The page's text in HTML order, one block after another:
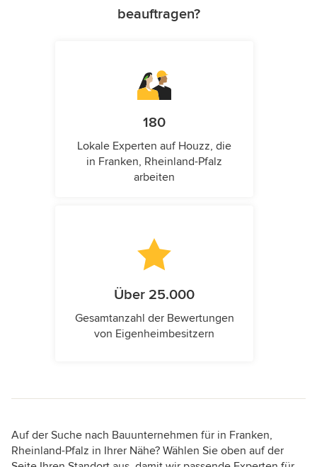
beauftragen?
180
Lokale Experten auf Houzz, die
in Franken, Rheinland-Pfalz
arbeiten
Über 25.000
Gesamtanzahl der Bewertungen
von Eigenheimbesitzern
Auf der Suche nach Bauunternehmen für in Franken,
Rheinland-Pfalz in Ihrer Nähe? Wählen Sie oben auf der